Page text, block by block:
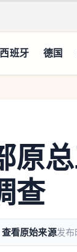
西班牙 德国
原
查
查看原始来源发布